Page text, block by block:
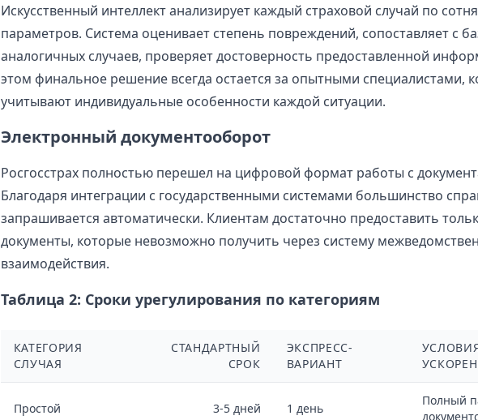
Искусственный интеллект анализирует каждый страховой случай по
параметров. Система оценивает степень повреждений, сопоставляет с
аналогичных случаев, проверяет достоверность предоставленной
этом финальное решение всегда остается за опытными специалистами,
учитывают индивидуальные особенности каждой ситуации.
Электронный документооборот
Росгосстрах полностью перешел на цифровой формат работы с
Благодаря интеграции с государственными системами большинство
запрашивается автоматически. Клиентам достаточно предоставить
документы, которые невозможно получить через систему
взаимодействия.
Таблица 2: Сроки урегулирования по категориям
КАТЕГОРИЯ
СЛУЧАЯ
СТАНДАРТНЫЙ
СРОК
ЭКСПРЕСС-
ВАРИАНТ
Простой 3-5 дней 1 день
Полный